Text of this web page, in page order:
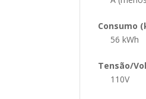
Consumo
56 kWh
Tensão/
110V